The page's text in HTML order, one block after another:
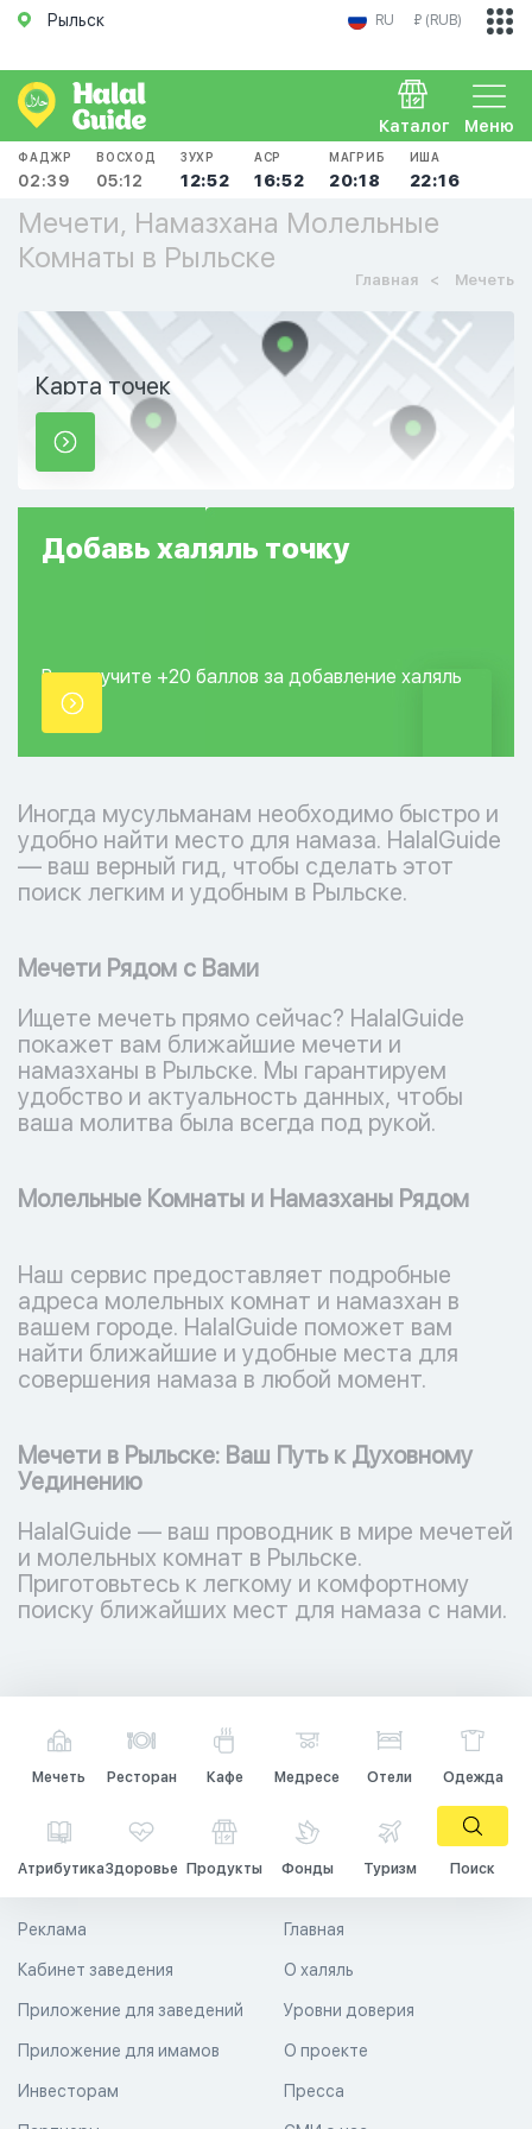
Рыльск RU ₽ (RUB)
Меню
Каталог
ФАДЖР
02:39
ВОСХОД
05:12
ЗУХР
12:52
АСР
16:52
МАГРИБ
20:18
ИША
22:16
Мечети, Намазхана Молельные
Комнаты в Рыльске
Главная Мечеть
Карта точек
Добавь халяль точку
Вы получите +20 баллов за добавление халяль
точки.
Иногда мусульманам необходимо быстро и
удобно найти место для намаза. HalalGuide
— ваш верный гид, чтобы сделать этот
поиск легким и удобным в Рыльске.
Мечети Рядом с Вами
Ищете мечеть прямо сейчас? HalalGuide
покажет вам ближайшие мечети и
намазханы в Рыльске. Мы гарантируем
удобство и актуальность данных, чтобы
ваша молитва была всегда под рукой.
Молельные Комнаты и Намазханы Рядом
Наш сервис предоставляет подробные
адреса молельных комнат и намазхан в
вашем городе. HalalGuide поможет вам
найти ближайшие и удобные места для
совершения намаза в любой момент.
Мечети в Рыльске: Ваш Путь к Духовному
Уединению
HalalGuide — ваш проводник в мире мечетей
и молельных комнат в Рыльске.
Приготовьтесь к легкому и комфортному
поиску ближайших мест для намаза с нами.
Мечеть Ресторан Кафе Медресе Отели Одежда
АтрибутикаЗдоровье Продукты Фонды Туризм Поиск
Главная
О халяль
Уровни доверия
Реклама
Кабинет заведения
Приложение для заведений
Приложение для имамов О проекте
Пресса
Инвесторам